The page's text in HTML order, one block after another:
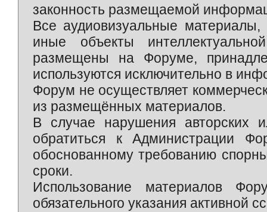
законность размещаемой
Все аудиовизуальные
иные объекты
размещены на Форуме,
используются исключительно в
Форум не осуществляет
из размещённых материалов.
В случае нарушения авторских
обратиться к Администрации
обоснованному требованию
сроки.
Использование материалов
обязательного указания активной